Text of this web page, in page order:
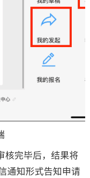
核完毕后，结果将
通知形式告知申请